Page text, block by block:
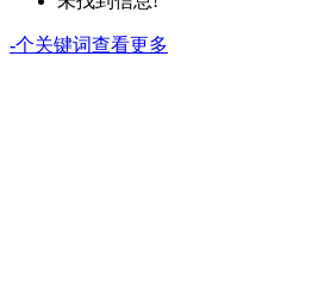
-个关键词查看更多